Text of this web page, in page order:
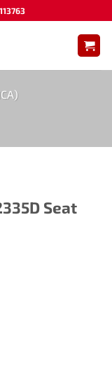
Seat